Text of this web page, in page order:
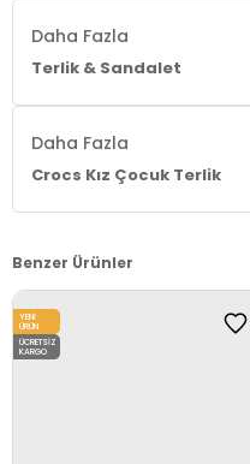
Daha Fazla
Terlik & Sandalet
Daha Fazla
Crocs Kız Çocuk Terlik
Benzer Ürünler
YENI
ÜRÜN
ÜCRETSIZ
KARGO